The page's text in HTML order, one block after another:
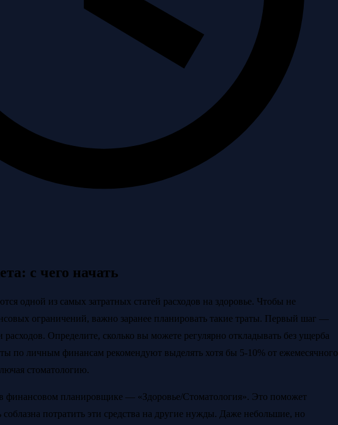
с чего начать
одной из самых затратных статей расходов на здоровье. Чтобы не
ограничений, важно заранее планировать такие траты. Первый шаг —
расходов. Определите, сколько вы можете регулярно откладывать без ущерба
по личным финансам рекомендуют выделять хотя бы 5-10% от ежемесячного
стоматологию.
финансовом планировщике — «Здоровье/Стоматология». Это поможет
соблазна потратить эти средства на другие нужды. Даже небольшие, но